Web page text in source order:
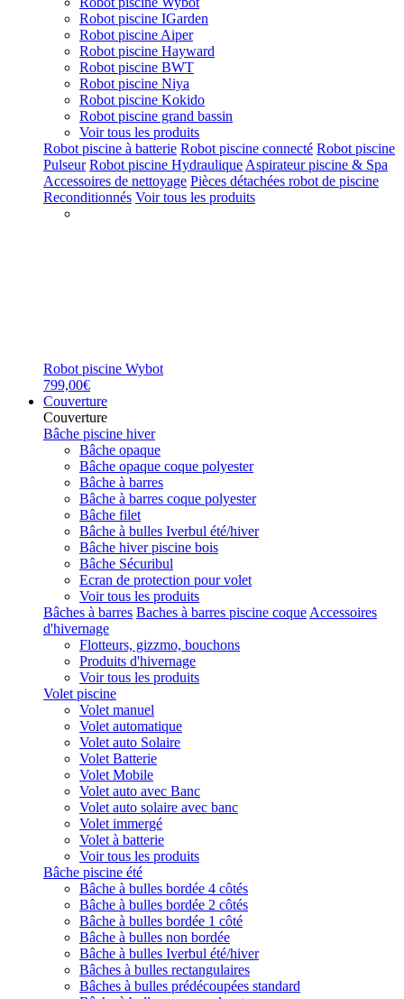
Robot piscine IGarden
Robot piscine Aiper
Robot piscine Hayward
Robot piscine BWT
Robot piscine Niya
Robot piscine Kokido
Robot piscine grand bassin
Voir tous les produits
Robot piscine à batterie Robot piscine connecté Robot piscine
Pulseur Robot piscine Hydraulique Aspirateur piscine & Spa
Accessoires de nettoyage Pièces détachées robot de piscine
Reconditionnés Voir tous les produits
Robot piscine Wybot
799,00€
Couverture
Couverture
Bâche piscine hiver
Bâche opaque
Bâche opaque coque polyester
Bâche à barres
Bâche à barres coque polyester
Bâche filet
Bâche à bulles Iverbul été/hiver
Bâche hiver piscine bois
Bâche Sécuribul
Ecran de protection pour volet
Voir tous les produits
Bâches à barres Baches à barres piscine coque Accessoires
d'hivernage
Flotteurs, gizzmo, bouchons
Produits d'hivernage
Voir tous les produits
Volet piscine
Volet manuel
Volet automatique
Volet auto Solaire
Volet Batterie
Volet Mobile
Volet auto avec Banc
Volet auto solaire avec banc
Volet immergé
Volet à batterie
Voir tous les produits
Bâche piscine été
Bâche à bulles bordée 4 côtés
Bâche à bulles bordée 2 côtés
Bâche à bulles bordée 1 côté
Bâche à bulles non bordée
Bâche à bulles Iverbul été/hiver
Bâches à bulles rectangulaires
Bâches à bulles prédécoupées standard